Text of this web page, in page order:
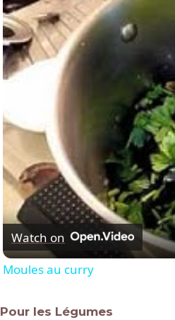
Watch on
Moules au curry
Pour les Légumes